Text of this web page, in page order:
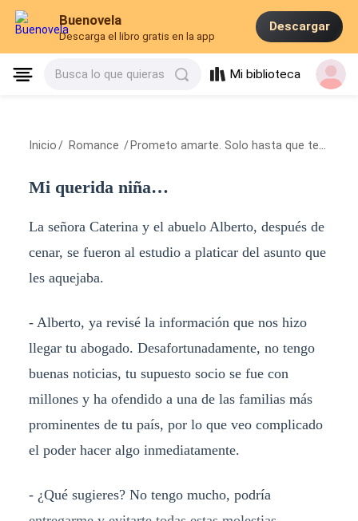
Buenovela
Descarga el libro gratis en la app
Descargar
Busca lo que quieras Mi biblioteca
Inicio / Romance / Prometo amarte. Solo hasta que tenga que decirte adiós
Mi querida niña…
La señora Caterina y el abuelo Alberto, después de
cenar, se fueron al estudio a platicar del asunto que
les aquejaba.
- Alberto, ya revisé la información que nos hizo
llegar tu abogado. Desafortunadamente, no tengo
buenas noticias, tu supuesto socio se fue con
millones y ha ofendido a una de las familias más
prominentes de tu país, por lo que veo complicado
el poder hacer algo inmediatamente.
- ¿Qué sugieres? No tengo mucho, podría